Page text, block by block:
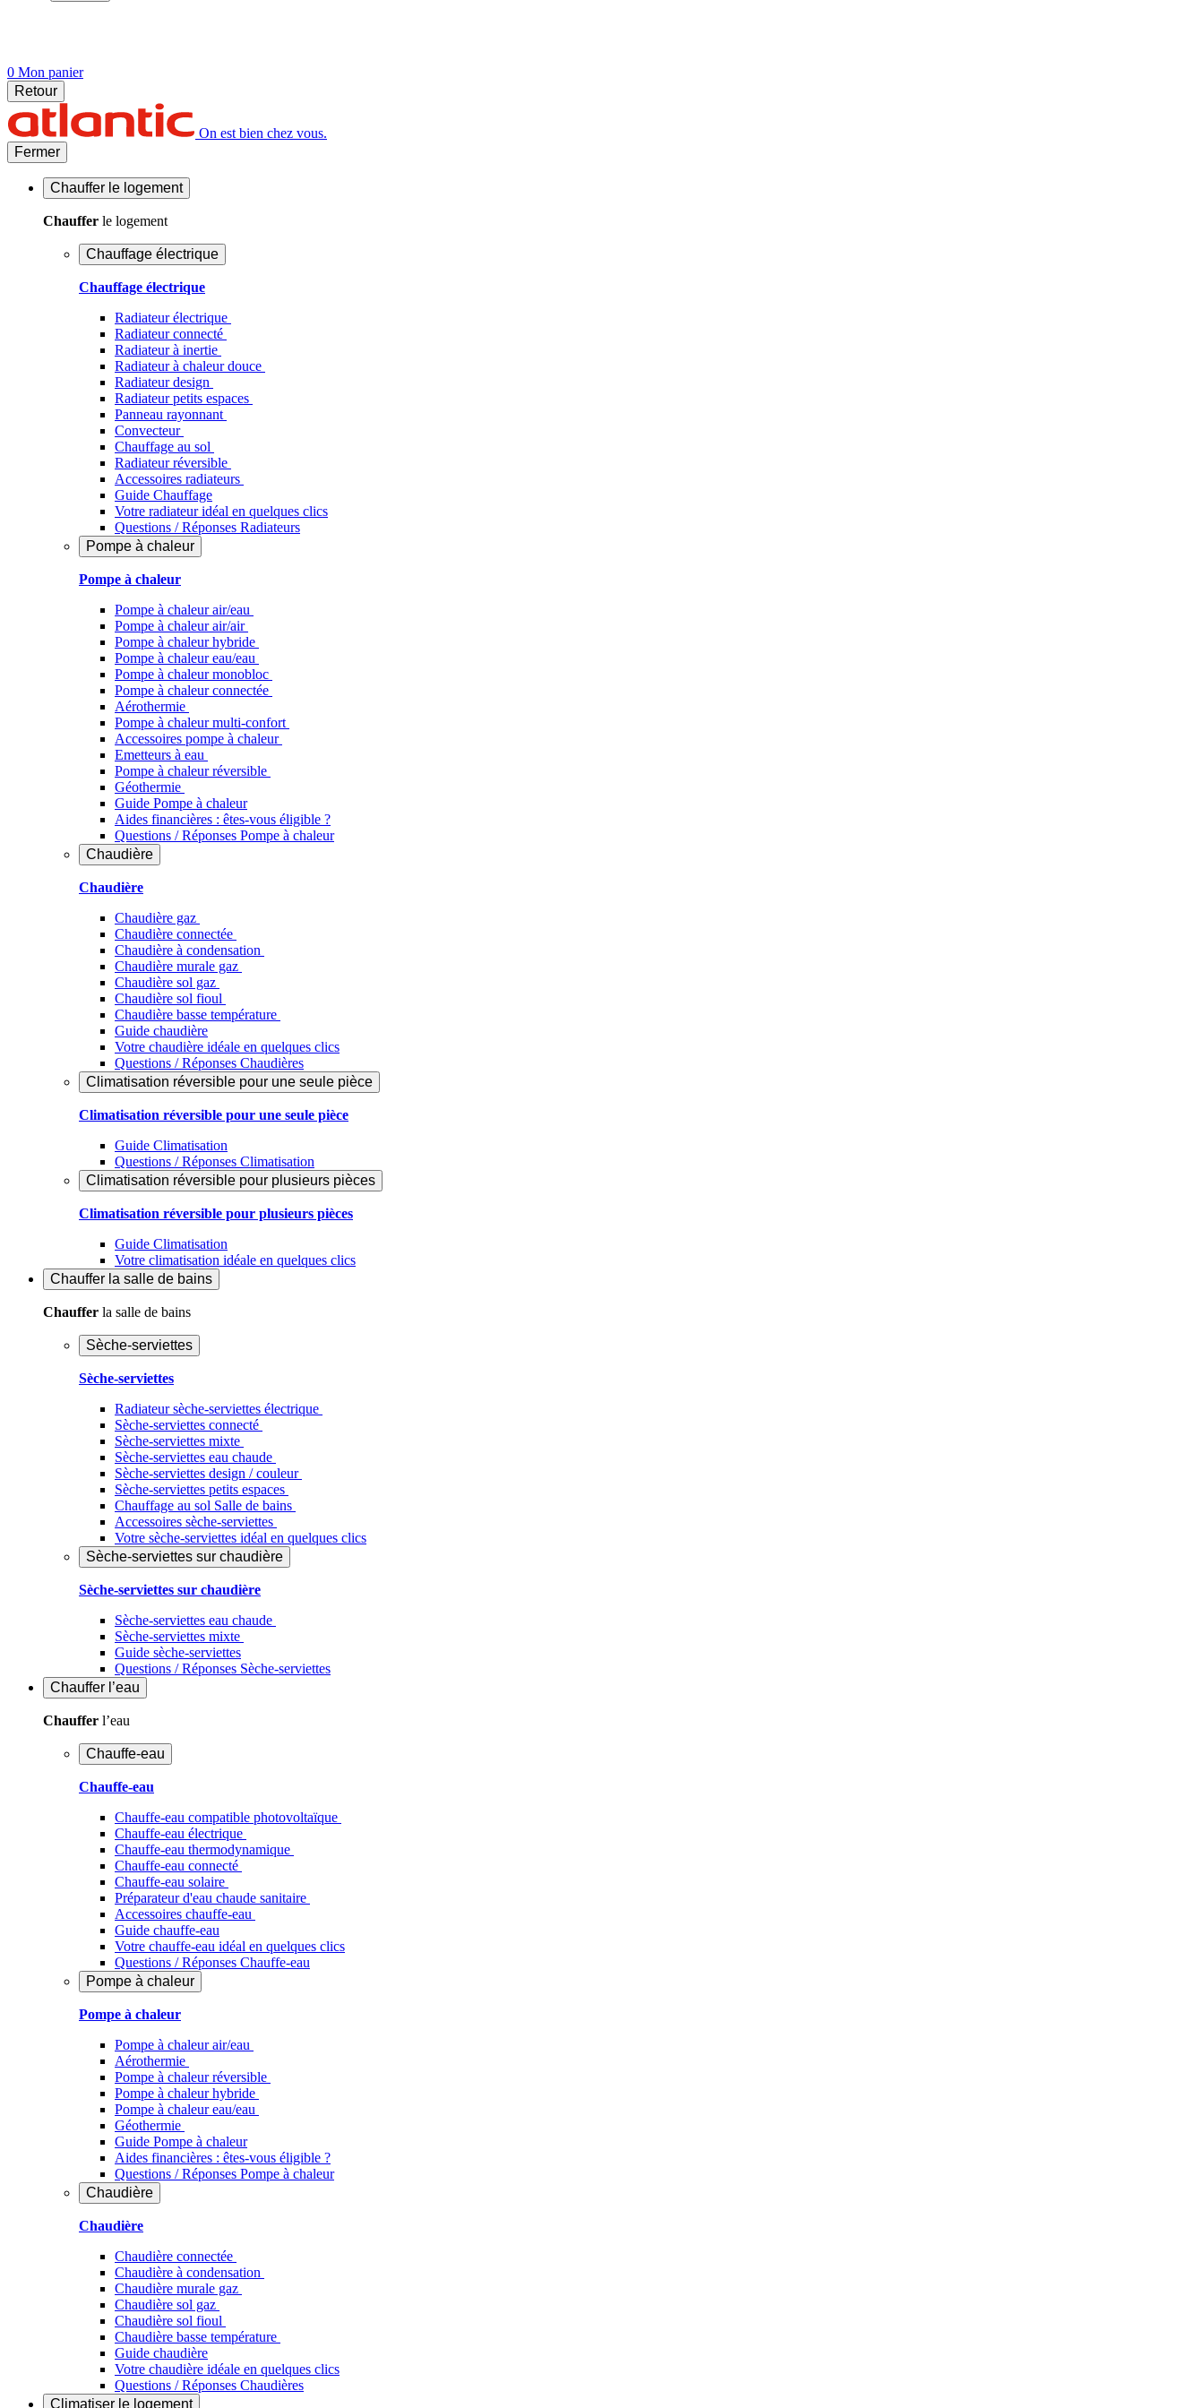
0 Mon panier
Retour
On est bien chez vous.
Fermer
Chauffer le logement
Chauffer le logement
Chauffage électrique
Chauffage électrique
Radiateur électrique
Radiateur connecté
Radiateur à inertie
Radiateur à chaleur douce
Radiateur design
Radiateur petits espaces
Panneau rayonnant
Convecteur
Chauffage au sol
Radiateur réversible
Accessoires radiateurs
Guide Chauffage
Votre radiateur idéal en quelques clics
Questions / Réponses Radiateurs
Pompe à chaleur
Pompe à chaleur
Pompe à chaleur air/eau
Pompe à chaleur air/air
Pompe à chaleur hybride
Pompe à chaleur​ eau/eau
Pompe à chaleur monobloc
Pompe à chaleur connectée
Aérothermie
Pompe à chaleur multi-confort
Accessoires pompe à chaleur
Emetteurs à eau
Pompe à chaleur réversible
Géothermie
Guide Pompe à chaleur
Aides financières : êtes-vous éligible ?
Questions / Réponses Pompe à chaleur
Chaudière
Chaudière
Chaudière gaz
Chaudière connectée
Chaudière à condensation
Chaudière murale gaz
Chaudière sol gaz
Chaudière sol fioul
Chaudière basse température
Guide chaudière
Votre chaudière idéale en quelques clics
Questions / Réponses Chaudières
Climatisation réversible pour une seule pièce
Climatisation réversible pour une seule pièce
Guide Climatisation
Questions / Réponses Climatisation
Climatisation réversible pour plusieurs pièces
Climatisation réversible pour plusieurs pièces
Guide Climatisation
Votre climatisation idéale en quelques clics
Chauffer la salle de bains
Chauffer la salle de bains
Sèche-serviettes
Sèche-serviettes
Radiateur sèche-serviettes électrique
Sèche-serviettes connecté
Sèche-serviettes mixte
Sèche-serviettes eau chaude
Sèche-serviettes design / couleur
Sèche-serviettes petits espaces
Chauffage au sol Salle de bains
Accessoires sèche-serviettes
Votre sèche-serviettes idéal en quelques clics
Sèche-serviettes sur chaudière
Sèche-serviettes sur chaudière
Sèche-serviettes eau chaude
Sèche-serviettes mixte
Guide sèche-serviettes
Questions / Réponses Sèche-serviettes
Chauffer l’eau
Chauffer l’eau
Chauffe-eau
Chauffe-eau
Chauffe-eau compatible photovoltaïque
Chauffe-eau électrique
Chauffe-eau thermodynamique
Chauffe-eau connecté
Chauffe-eau solaire
Préparateur d'eau chaude sanitaire
Accessoires chauffe-eau
Guide chauffe-eau
Votre chauffe-eau idéal en quelques clics
Questions / Réponses Chauffe-eau
Pompe à chaleur
Pompe à chaleur
Pompe à chaleur air/eau
Aérothermie
Pompe à chaleur réversible
Pompe à chaleur hybride
Pompe à chaleur​ eau/eau
Géothermie
Guide Pompe à chaleur
Aides financières : êtes-vous éligible ?
Questions / Réponses Pompe à chaleur
Chaudière
Chaudière
Chaudière connectée
Chaudière à condensation
Chaudière murale gaz
Chaudière sol gaz
Chaudière sol fioul
Chaudière basse température
Guide chaudière
Votre chaudière idéale en quelques clics
Questions / Réponses Chaudières
Climatiser le logement